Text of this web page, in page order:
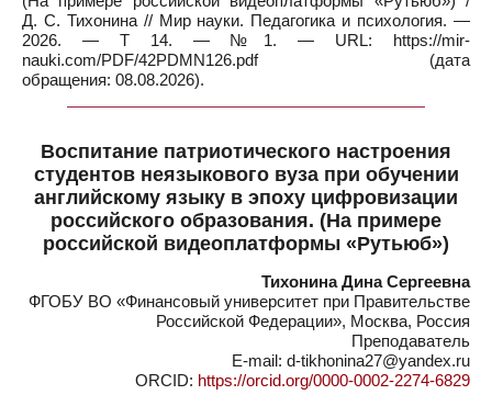
Д. С. Тихонина // Мир науки. Педагогика и психология. —
2026. — Т 14. — №1. — URL: https://mir-
nauki.com/PDF/42PDMN126.pdf (дата
обращения: 08.08.2026).
Воспитание патриотического настроения
студентов неязыкового вуза при обучении
английскому языку в эпоху цифровизации
российского образования. (На примере
российской видеоплатформы «Рутьюб»)
Тихонина Дина Сергеевна
ФГОБУ ВО «Финансовый университет при Правительстве
Российской Федерации», Москва, Россия
Преподаватель
E-mail: d-tikhonina27@yandex.ru
ORCID: https://orcid.org/0000-0002-2274-6829